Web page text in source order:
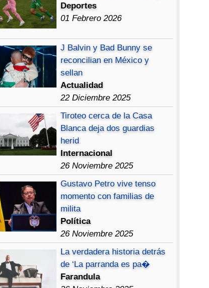
Deportes
01 Febrero 2026
J Balvin y Bad Bunny se
reconcilian en México y
sellan
Actualidad
22 Diciembre 2025
Tiroteo cerca de la Casa
Blanca deja dos guardias
herid
Internacional
26 Noviembre 2025
Gustavo Petro vive tenso
momento con familias de
milita
Política
26 Noviembre 2025
La verdadera historia detrás
de ‘La parranda es pa�
Farandula